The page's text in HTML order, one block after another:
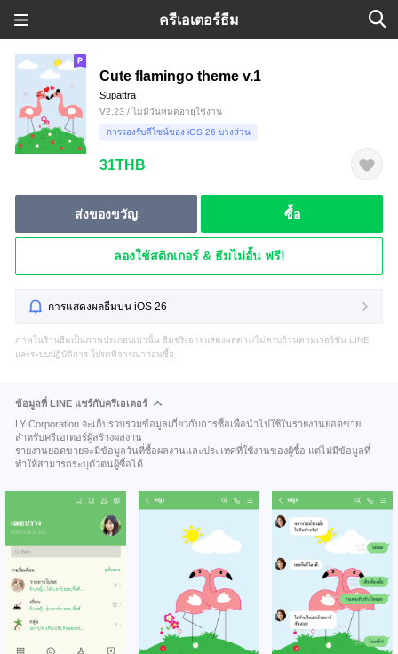
ครีเอเตอร์ธีม
Cute flamingo theme v.1
Supattra
V2.23 / ไม่มีวันหมดอายุใช้งาน
การรองรับดีไซน์ของ iOS 26 บางส่วน
31THB
ส่งของขวัญ ซื้อ
ลองใช้สติกเกอร์ & ธีมไม่อั้น ฟรี!
การแสดงผลธีมบน iOS 26
ภาพในร้านธีมเป็นภาพประกอบเท่านั้น ธีมจริงอาจแสดงผลต่าง/ไม่ครบถ้วนตามเวอร์ชัน LINE
และระบบปฏิบัติการ โปรดพิจารณาก่อนซื้อ
ข้อมูลที่ LINE แชร์กับครีเอเตอร์
LY Corporation จะเก็บรวบรวมข้อมูลเกี่ยวกับการซื้อเพื่อนำไปใช้ในรายงานยอดขาย
สำหรับครีเอเตอร์ผู้สร้างผลงาน
รายงานยอดขายจะมีข้อมูลวันที่ซื้อผลงานและประเทศที่ใช้งานของผู้ซื้อ แต่ไม่มีข้อมูลที่
ทำให้สามารถระบุตัวตนผู้ซื้อได้